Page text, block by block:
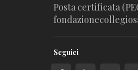
Posta certificata
Seguici